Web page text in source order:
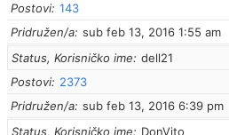
Postovi 143
Pridružen/a sub feb 13, 2016 1:55 am
Status, Korisničko ime
dell21
Postovi
2373
Pridružen/a sub feb 13, 2016 6:39 pm
Status, Korisničko ime
DonVito